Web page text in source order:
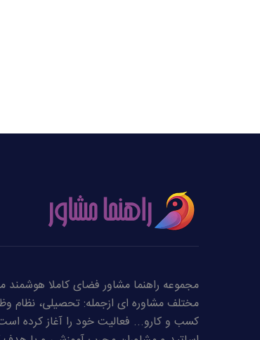
مجموعه راهنما مشاور فضای کاملا هوشمند
مختلف مشاوره ای ازجمله: تحصیلی، نظام
کسب و کارو... فعالیت خود را آغاز کرده